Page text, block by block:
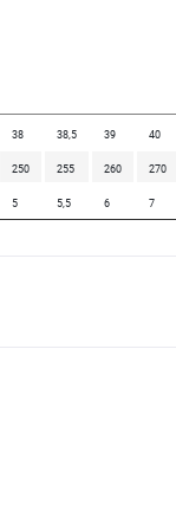
38 38,5 39 40
250 255 260 270
5 5,5 6 7